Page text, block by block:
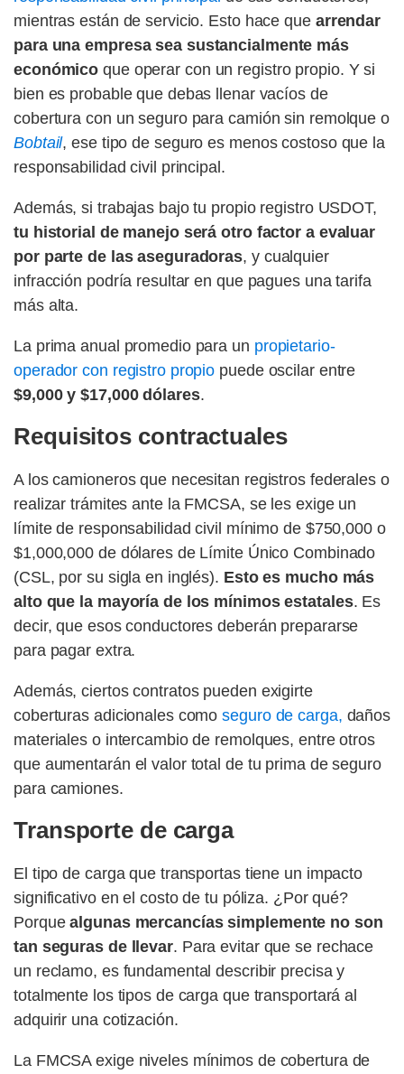
mientras están de servicio. Esto hace que arrendar
para una empresa sea sustancialmente más
económico que operar con un registro propio. Y si
bien es probable que debas llenar vacíos de
cobertura con un seguro para camión sin remolque o
Bobtail, ese tipo de seguro es menos costoso que la
responsabilidad civil principal.
Además, si trabajas bajo tu propio registro USDOT,
tu historial de manejo será otro factor a evaluar
por parte de las aseguradoras, y cualquier
infracción podría resultar en que pagues una tarifa
más alta.
La prima anual promedio para un propietario-
operador con registro propio puede oscilar entre
$9,000 y $17,000 dólares.
Requisitos contractuales
A los camioneros que necesitan registros federales o
realizar trámites ante la FMCSA, se les exige un
límite de responsabilidad civil mínimo de $750,000 o
$1,000,000 de dólares de Límite Único Combinado
(CSL, por su sigla en inglés). Esto es mucho más
alto que la mayoría de los mínimos estatales. Es
decir, que esos conductores deberán prepararse
para pagar extra.
Además, ciertos contratos pueden exigirte
coberturas adicionales comoseguro de carga, daños
materiales o intercambio de remolques, entre otros
que aumentarán el valor total de tu prima de seguro
para camiones.
Transporte de carga
El tipo de carga que transportas tiene un impacto
significativo en el costo de tu póliza. ¿Por qué?
Porquealgunas mercancías simplemente no son
tan seguras de llevar. Para evitar que se rechace
un reclamo, es fundamental describir precisa y
totalmente los tipos de carga que transportará al
adquirir una cotización.
La FMCSA exige niveles mínimos de cobertura de